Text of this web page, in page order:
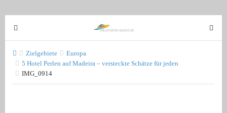
T
o
g
g
T
o
Zielgebiete
Europa
5 Hotel Perlen auf Madeira – versteckte Schätze für jeden
IMG_0914